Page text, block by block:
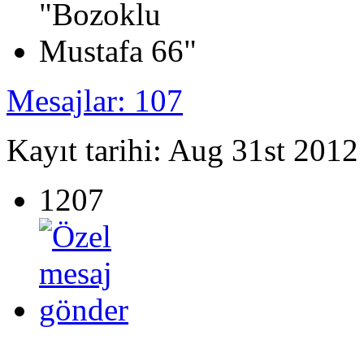
Mesajlar: 107
Kayıt tarihi: Aug 31st 2012
1207